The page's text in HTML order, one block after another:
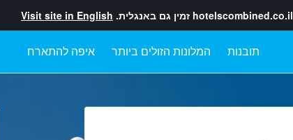
hotelscombined.co.il זמין גם באנגלית. Visit site in English
תובנות המלונות הזולים ביותר איפה להתארח